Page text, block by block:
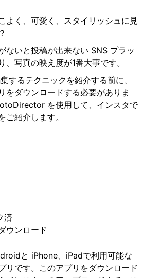
よく、可愛く、スタイリッシュに見
ないと投稿が出来ない SNS プラッ
、写真の映え度が1番大事です。
するテクニックを紹介する前に、
をダウンロードする必要がありま
を使用して、インスタで
ご紹介します。
済
ウンロード
と iPhone、iPadで利用可能な
リです。このアプリをダウンロード